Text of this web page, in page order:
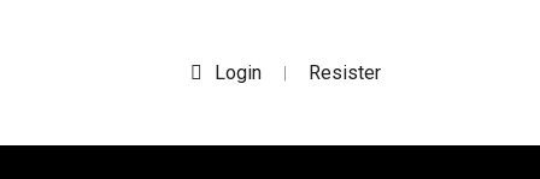
Login | Resister